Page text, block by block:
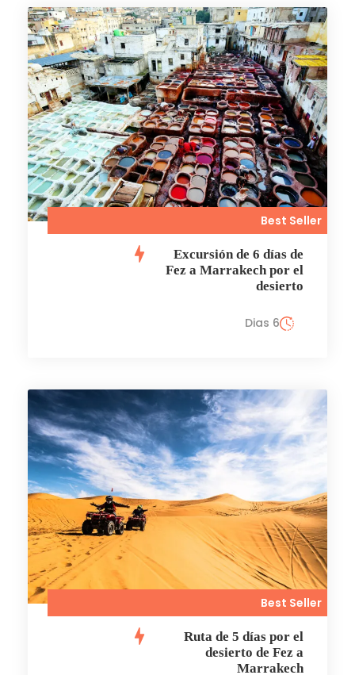
Best Seller
Excursión de 6 días de
Fez a Marrakech por el
desierto
6 Dias
Best Seller
Ruta de 5 días por el
desierto de Fez a
Marrakech